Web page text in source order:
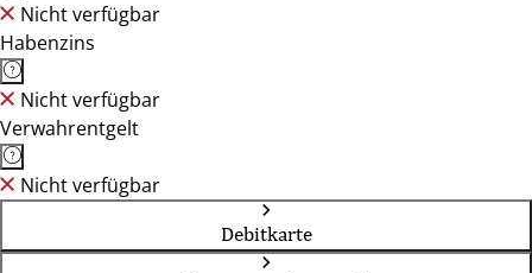
Nicht verfügbar
Habenzins
Nicht verfügbar
Verwahrentgelt
Nicht verfügbar
Debitkarte